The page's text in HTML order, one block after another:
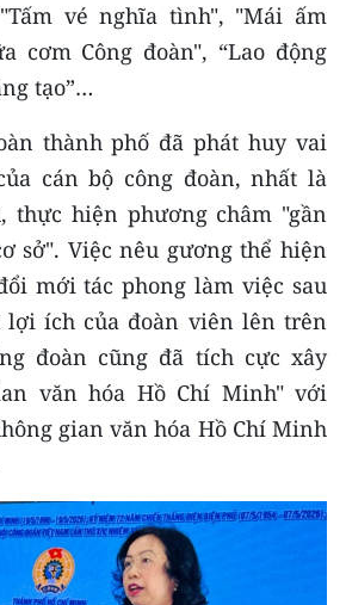
vé nghĩa tình", "Mái ấm
cơm Công đoàn", “Lao động
tạo”…
thành phố đã phát huy vai
cán bộ công đoàn, nhất là
thực hiện phương châm "gần
sở". Việc nêu gương thể hiện
mới tác phong làm việc sau
lợi ích của đoàn viên lên trên
đoàn cũng đã tích cực xây
văn hóa Hồ Chí Minh" với
gian văn hóa Hồ Chí Minh